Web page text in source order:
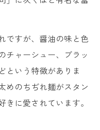
ですが、醤油の味と色
チャーシュー、ブラッ
という特徴がありま
めのちぢれ麺がスタン
に愛されています。